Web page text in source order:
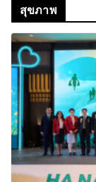
สุขภาพ